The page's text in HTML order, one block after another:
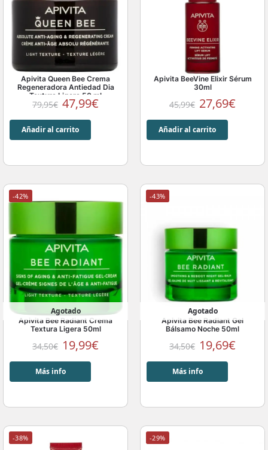
Apivita Queen Bee Crema
Regeneradora Antiedad Dia
Textura Ligera 50 ml
79,95€ 47,99€
Añadir al carrito
Apivita BeeVine Elixir Sérum
30ml
45,99€ 27,69€
Añadir al carrito
-42%
Agotado
Apivita Bee Radiant Crema
Textura Ligera 50ml
34,50€ 19,99€
Más info
-43%
Agotado
Apivita Bee Radiant Gel
Bálsamo Noche 50ml
34,50€ 19,69€
Más info
-38% -29%